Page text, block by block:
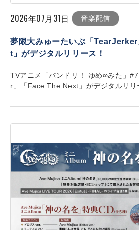
2026年07月31日 音楽配信
夢限大みゅーたいぷ「
t」がデジタルリリース！
TVアニメ「バンドリ！ ゆめ∞みた」
r」「Face The Next」がデジタルリリ